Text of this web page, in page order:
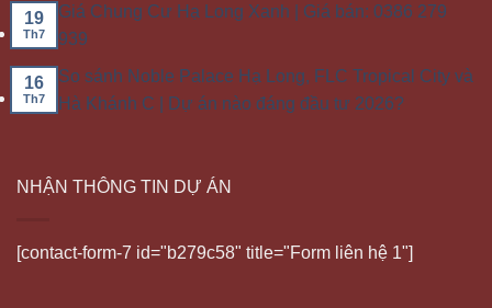
19
Th7
Giá Chung Cư Hạ Long Xanh | Giá bán: 0386 279
939
16
Th7
So sánh Noble Palace Hạ Long, FLC Tropical City và
Hà Khánh C | Dự án nào đáng đầu tư 2026?
NHẬN THÔNG TIN DỰ ÁN
[contact-form-7 id="b279c58" title="Form liên hệ 1"]